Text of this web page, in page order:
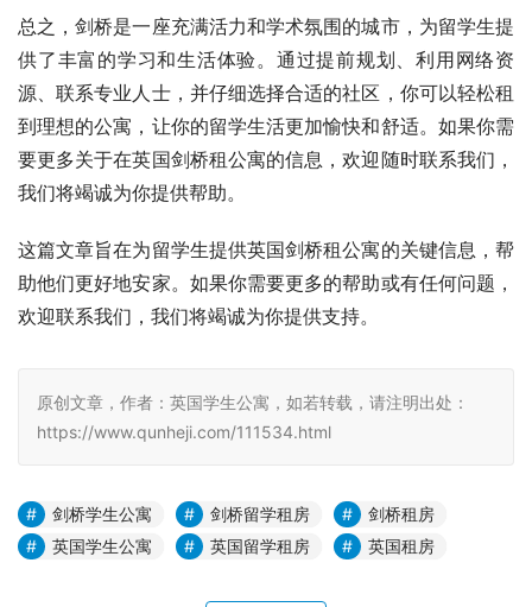
总之，剑桥是一座充满活力和学术氛围的城市，为留学生提
供了丰富的学习和生活体验。通过提前规划、利用网络资
源、联系专业人士，并仔细选择合适的社区，你可以轻松租
到理想的公寓，让你的留学生活更加愉快和舒适。如果你需
要更多关于在英国剑桥租公寓的信息，欢迎随时联系我们，
我们将竭诚为你提供帮助。
这篇文章旨在为留学生提供英国剑桥租公寓的关键信息，帮
助他们更好地安家。如果你需要更多的帮助或有任何问题，
欢迎联系我们，我们将竭诚为你提供支持。
原创文章，作者：英国学生公寓，如若转载，请注明出处：
https://www.qunheji.com/111534.html
剑桥学生公寓 剑桥留学租房
剑桥租房
英国学生公寓
英国留学租房 英国租房